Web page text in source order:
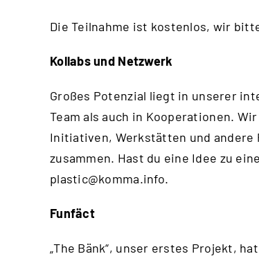
Die Teilnahme ist kostenlos, wir
Kollabs und Netzwerk
Großes Potenzial liegt in unserer
Team als auch in Kooperationen.
Initiativen, Werkstätten und andere
zusammen. Hast du eine Idee zu
plastic@komma.info.
Funfäct
„The Bänk“, unser erstes Projekt,